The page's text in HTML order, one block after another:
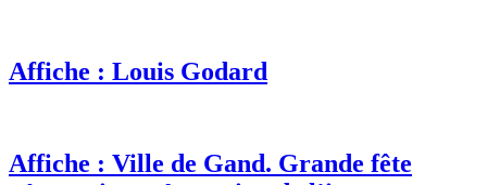
Affiche : Louis Godard
Affiche : Ville de Gand. Grande fête